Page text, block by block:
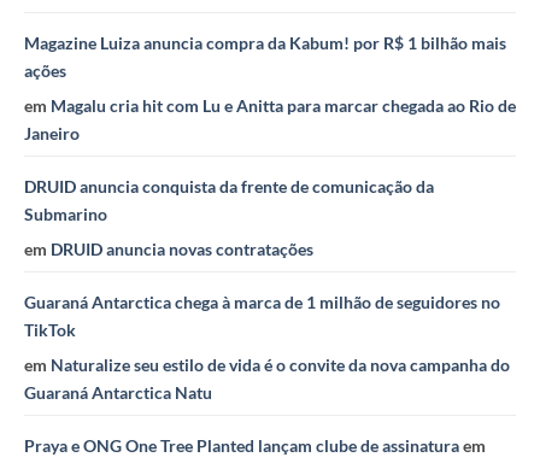
Magazine Luiza anuncia compra da Kabum! por R$ 1 bilhão mais
ações
em Magalu cria hit com Lu e Anitta para marcar chegada ao Rio de
Janeiro
DRUID anuncia conquista da frente de comunicação da
Submarino
em DRUID anuncia novas contratações
Guaraná Antarctica chega à marca de 1 milhão de seguidores no
TikTok
em Naturalize seu estilo de vida é o convite da nova campanha do
Guaraná Antarctica Natu
Praya e ONG One Tree Planted lançam clube de assinaturaem